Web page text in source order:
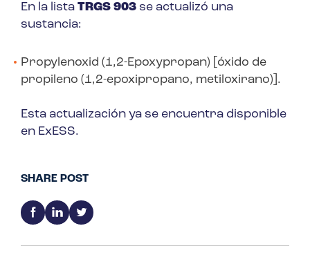
En la lista TRGS 903 se actualizó una
sustancia:
Propylenoxid (1,2-Epoxypropan) [óxido de
propileno (1,2-epoxipropano, metiloxirano)].
Esta actualización ya se encuentra disponible
en ExESS.
SHARE POST